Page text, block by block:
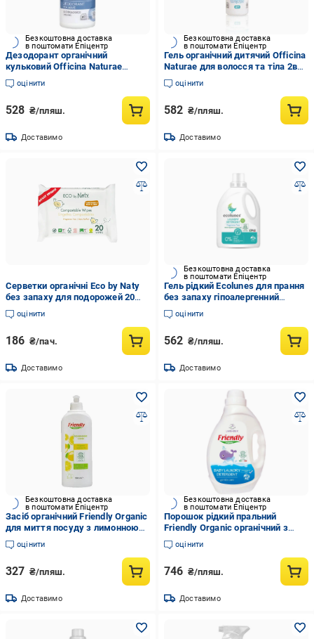
Безкоштовна доставка
в поштомати Епіцентр
Дезодорант органічний
кульковий Officina Naturae
морська хвиля 50 мл
оцінити
528 ₴/пляш.
Доставимо
Безкоштовна доставка
в поштомати Епіцентр
Гель органічний дитячий Officina
Naturae для волосся та тіла 2в1
6 міс 200 мл
оцінити
582 ₴/пляш.
Доставимо
Серветки органічні Eco by Naty
без запаху для подорожей 20
шт.
оцінити
186 ₴/пач.
Доставимо
Безкоштовна доставка
в поштомати Епіцентр
Гель рідкий Ecolunes для прання
без запаху гіпоалергенний
органічний 1000 мл
оцінити
562 ₴/пляш.
Доставимо
Безкоштовна доставка
в поштомати Епіцентр
Засіб органічний Friendly Organic
для миття посуду з лимонною
олією 500 мл
оцінити
327 ₴/пляш.
Доставимо
Безкоштовна доставка
в поштомати Епіцентр
Порошок рідкий пральний
Friendly Organic органічний з
лавандою 40 прань 2000 мл
оцінити
746 ₴/пляш.
Доставимо